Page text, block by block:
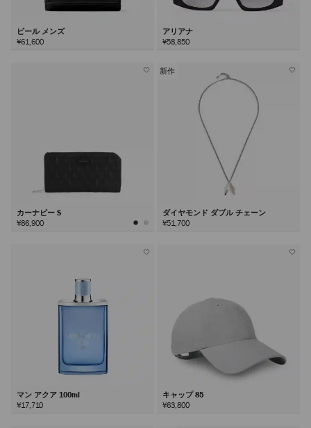
ビール メンズ
¥61,600
アリアナ
¥58,850
カーナビー S
¥86,900
新作
ダイヤモンド ダブル チェーン
¥51,700
マン アクア 100ml
¥17,710
キャップ 85
¥63,800